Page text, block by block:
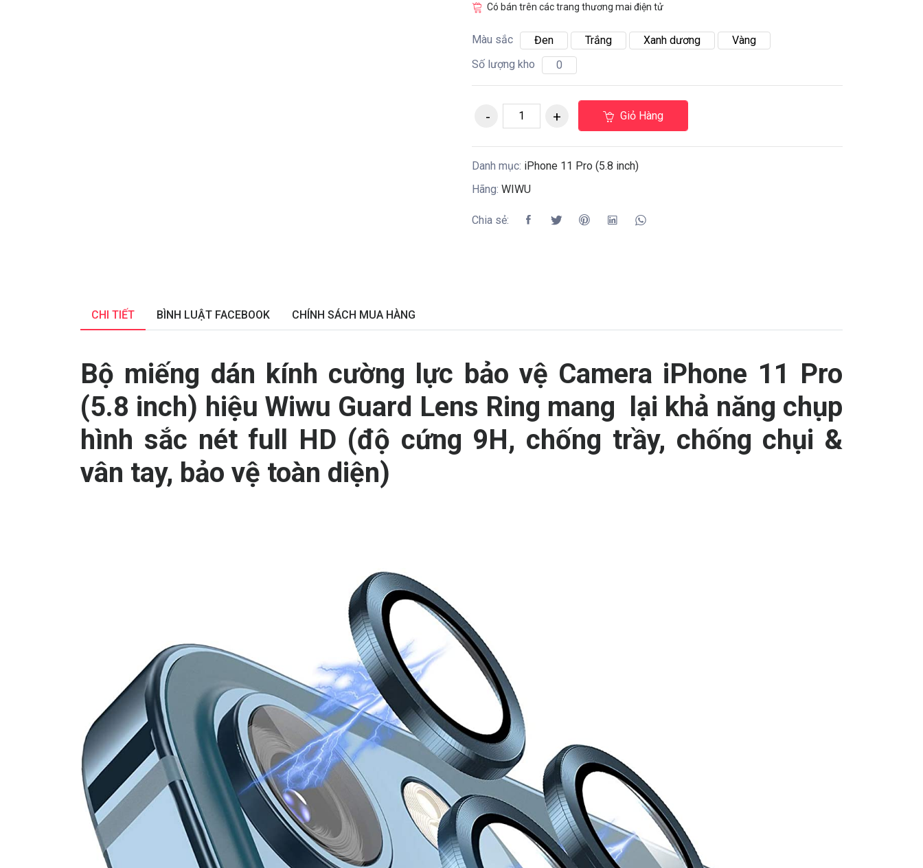
Có bán trên các trang thương mai điện tử
Màu sắc Đen Trắng Xanh dương
Vàng
Số lượng kho
0
Giỏ Hàng
Danh mục: iPhone 11 Pro (5.8 inch)
Hãng: WIWU
Chia sẻ:
CHI TIẾT BÌNH LUẬT FACEBOOK CHÍNH SÁCH MUA HÀNG
Bộ miếng dán kính cường lực bảo vệ Camera iPhone 11 Pro
(5.8 inch) hiệu Wiwu Guard Lens Ring mang lại khả năng chụp
hình sắc nét full HD (độ cứng 9H, chống trầy, chống chụi &
vân tay, bảo vệ toàn diện)